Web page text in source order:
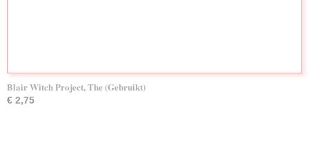
Blair Witch Project, The (Gebruikt)
€ 2,75